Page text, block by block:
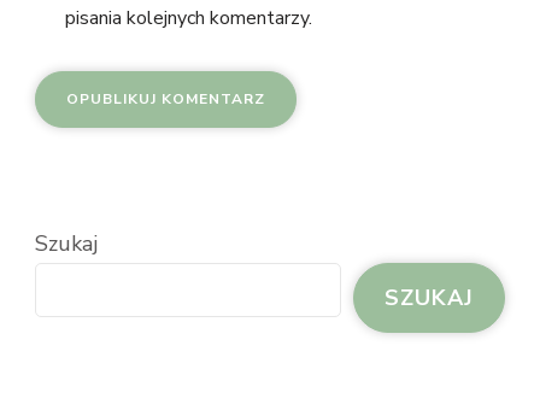
pisania kolejnych komentarzy.
Szukaj
SZUKAJ